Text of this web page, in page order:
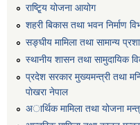
राष्टि्ृय योजना आयोग
शहरी बिकास तथा भवन निर्माण
सङ्घीय मामिला तथा सामान्य
स्थानीय शासन तथा सामुदायिक
प्रदेश सरकार मुख्यमन्त्री तथा
पाेखरा नेपाल
अार्थिक मामिला तथा योजना